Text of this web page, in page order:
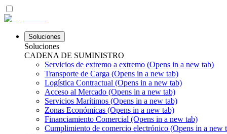
Soluciones
Soluciones
CADENA DE SUMINISTRO
Servicios de extremo a extremo (Opens in a new tab)
Transporte de Carga (Opens in a new tab)
Logística Contractual (Opens in a new tab)
Acceso al Mercado (Opens in a new tab)
Servicios Marítimos (Opens in a new tab)
Zonas Económicas (Opens in a new tab)
Financiamiento Comercial (Opens in a new tab)
Cumplimiento de comercio electrónico (Opens in a new